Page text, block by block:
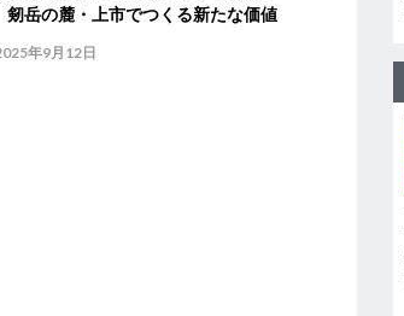
岳の麓・上市でつくる新たな価値
年9月12日